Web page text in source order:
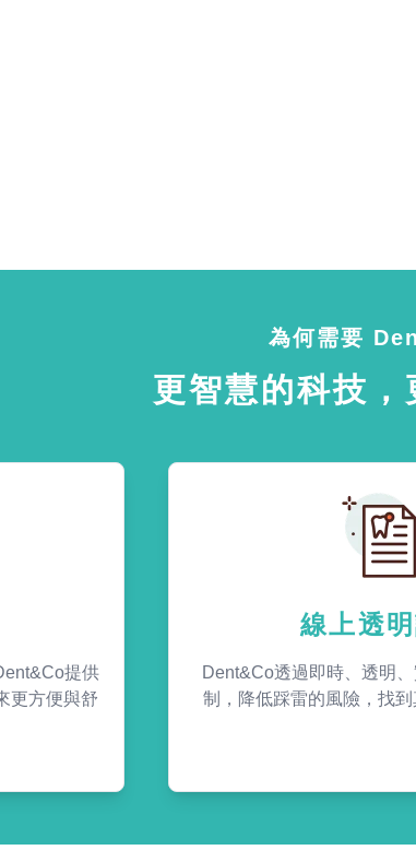
為何需要
更智慧的科技，
提供
更方便與舒
線上透
Dent&Co透過即時、透明
制，降低踩雷的風險，找到